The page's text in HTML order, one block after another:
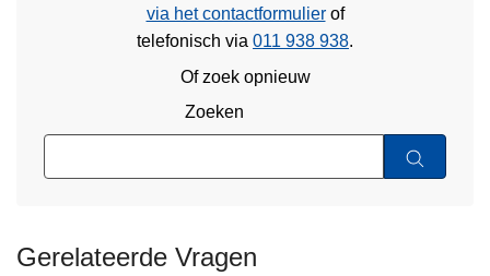
via het contactformulierof
telefonisch via 011 938 938.
Of zoek opnieuw
Zoeken
Gerelateerde Vragen